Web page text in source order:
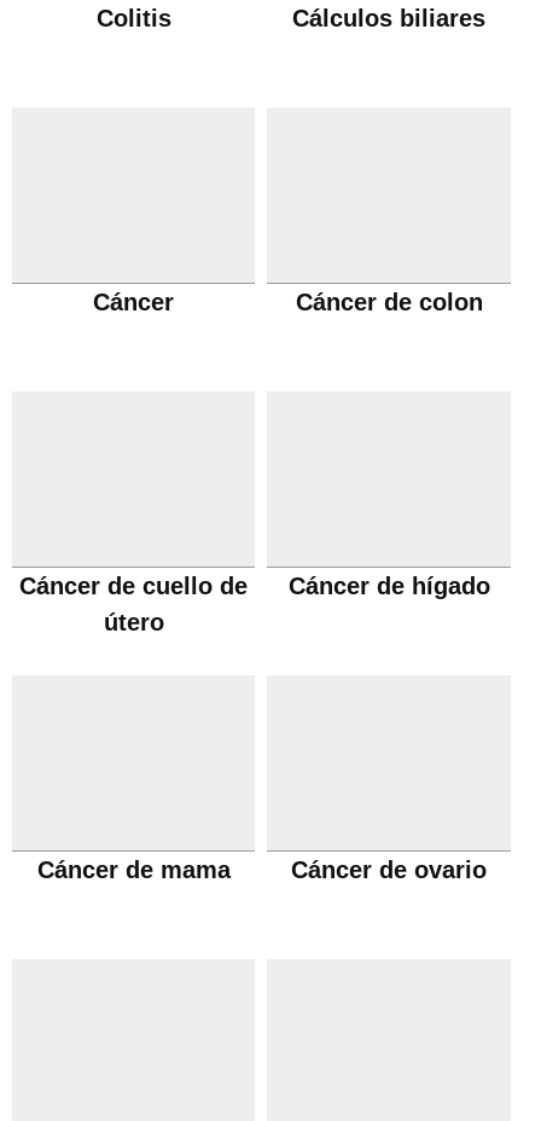
Colitis Cálculos biliares
Cáncer Cáncer de colon
Cáncer de cuello de
útero
Cáncer de hígado
Cáncer de mama Cáncer de ovario